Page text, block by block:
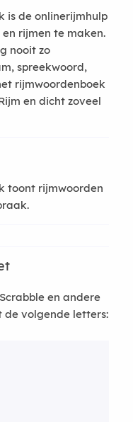
is de onlinerijmhulp
rijmen te maken.
nooit zo
spreekwoord,
rijmwoordenboek
en dicht zoveel
toont rijmwoorden
en andere
de volgende letters: